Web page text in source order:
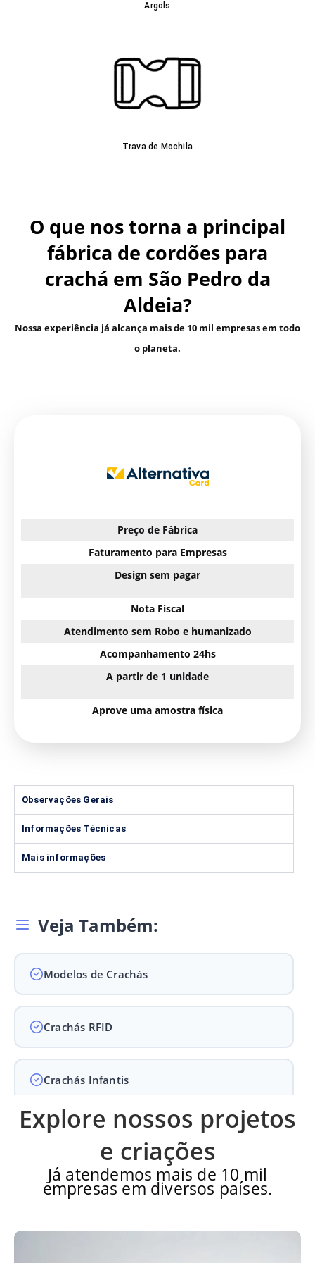
Argols
Trava de Mochila
O que nos torna a principal
fábrica de cordões para
crachá em São Pedro da
Aldeia?
Nossa experiência já alcança mais de 10 mil empresas em todo
o planeta.
Preço de Fábrica
Faturamento para Empresas
Design sem pagar
Nota Fiscal
Atendimento sem Robo e humanizado
Acompanhamento 24hs
A partir de 1 unidade
Aprove uma amostra física
Observações Gerais
Informações Técnicas
Mais informações
Veja Também:
Modelos de Crachás
Crachás RFID
Crachás Infantis
Crachás para Empresas
Crachás para Eventos
Explore nossos projetos
e criações
Já atendemos mais de 10 mil
empresas em diversos países.